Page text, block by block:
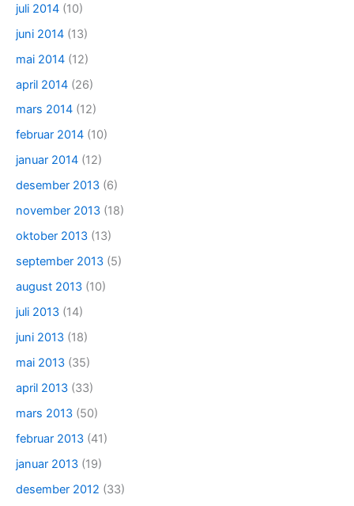
juli 2014 (10)
juni 2014 (13)
mai 2014 (12)
april 2014 (26)
mars 2014 (12)
februar 2014 (10)
januar 2014 (12)
desember 2013 (6)
november 2013 (18)
oktober 2013 (13)
september 2013 (5)
august 2013 (10)
juli 2013 (14)
juni 2013 (18)
mai 2013 (35)
april 2013 (33)
mars 2013 (50)
februar 2013 (41)
januar 2013 (19)
desember 2012 (33)